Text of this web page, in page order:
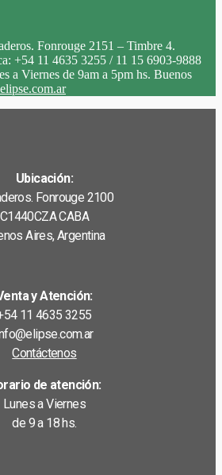
Fonrouge 2151 – Timbre 4.
+54 11 4635 3255 / 11 15 6903-9888
a Viernes de 9am a 5pm hs. Buenos
Ubicación:
Fonrouge 2100
C1440CZA CABA
Aires, Argentina
y Atención:
11 4635 3255
Contáctenos
de atención:
Lunes a Viernes
de 9 a 18 hs.